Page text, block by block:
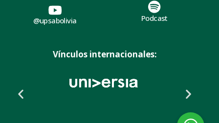
@upsabolivia Podcast
Vínculos internacionales: